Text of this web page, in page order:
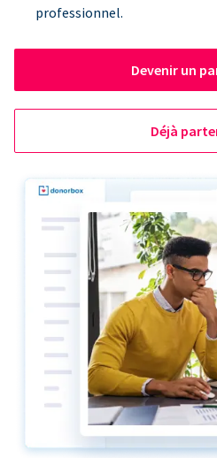
professionnel.
Devenir un
Déjà